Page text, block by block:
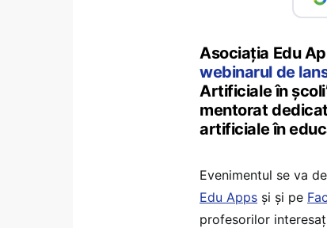
Asociația Edu
webinarul de
Artificiale în
mentorat
artificiale în
Evenimentul se va
Edu Apps și și pe
profesorilor